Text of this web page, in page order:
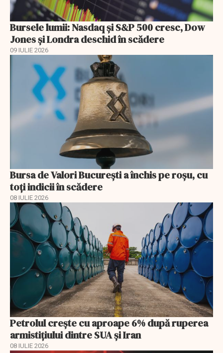
Bursele lumii: Nasdaq și S&P 500 cresc, Dow
Jones și Londra deschid în scădere
09 IULIE 2026
Bursa de Valori București a închis pe roșu, cu
toți indicii în scădere
08 IULIE 2026
Petrolul crește cu aproape 6% după ruperea
armistițiului dintre SUA și Iran
08 IULIE 2026